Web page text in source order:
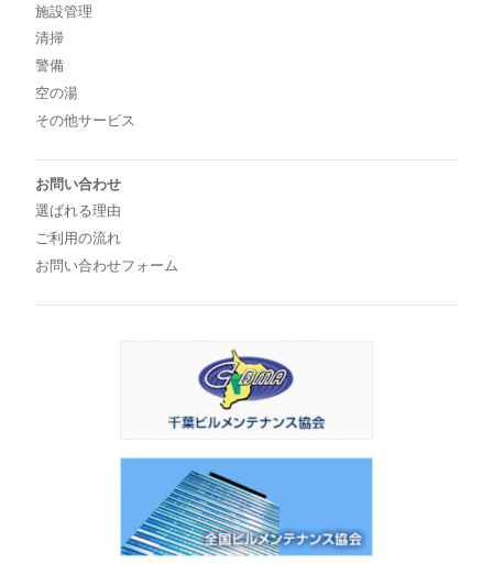
施設管理
清掃
警備
空の湯
その他サービス
お問い合わせ
選ばれる理由
ご利用の流れ
お問い合わせフォーム